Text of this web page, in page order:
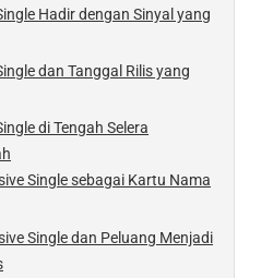
Hadir dengan Sinyal yang
dan Tanggal Rilis yang
di Tengah Selera
Single sebagai Kartu Nama
Single dan Peluang Menjadi